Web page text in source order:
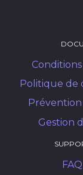
Politique de
Gestion
FAQ